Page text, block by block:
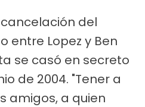
del
entre Lopez y Ben
se casó en secreto
de 2004. "Tener a
amigos, a quien